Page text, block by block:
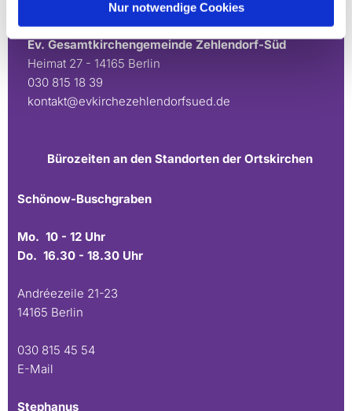
Nur notwendige Cookies
Ev. Gesamtkirchengemeinde Zehlendorf-Süd
Heimat 27 - 14165 Berlin
030 815 18 39
kontakt@evkirchezehlendorfsued.de
Bürozeiten an den Standorten der Ortskirchen
Schönow-Buschgraben
Mo. 10 - 12 Uhr
Do. 16.30 - 18.30 Uhr
Andréezeile 21-23
14165 Berlin
030 815 45 54
E-Mail
Stephanus